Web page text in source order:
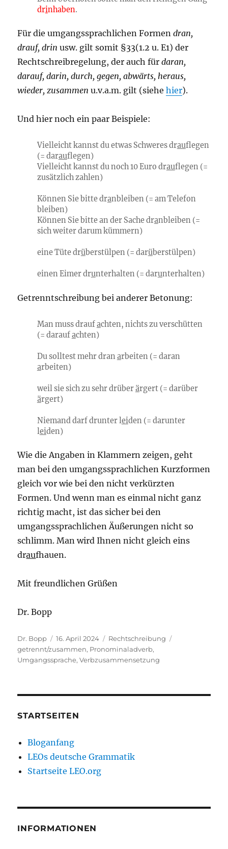
drinhaben.
Für die umgangssprachlichen Formendran,
drauf, drinusw. gilt somit §33(1.2 u. E1) der
Rechtschreibregelung, der auch fürdaran,
darauf, darin, durch, gegen, abwärts, heraus,
wieder, zusammen u.v.a.m. gilt (siehehier).
Und hier noch ein paar Beispiele:
Vielleicht kannst du etwas Schweres drauflegen
(= darauflegen)
Vielleicht kannst du noch 10 Euro drauflegen (=
zusätzlich zahlen)
Können Sie bitte dranbleiben (= am Telefon
bleiben)
Können Sie bitte an der Sache dranbleiben (=
sich weiter darum kümmern)
eine Tüte drüberstülpen (= darüberstülpen)
einen Eimer drunterhalten (= darunterhalten)
Getrenntschreibung bei anderer Betonung:
Man muss draufachten, nichts zu verschütten
(= daraufachten)
Du solltest mehr dran arbeiten (= daran
arbeiten)
weil sie sich zu sehr drüberärgert (= darüber
ärgert)
Niemand darf drunter leiden (= darunter
leiden)
Wie die Angaben in Klammern zeigen, geht
man bei den umgangssprachlichen Kurzformen
gleich vor wie bei den nicht verkürzten
Formen. Und wenn man es einmal nicht ganz
richtig macht, ist das sicher bei den
umgangssprachlichen Äußerungen nicht so
schlimm. Man wird Ihnen nicht gleich eins
draufhauen.
Mit freundlichen Grüßen
Dr. Bopp
Autor
Dr. Bopp
Veröffentlicht
am
16. April 2024 Kategorien
Rechtschreibung
getrennt/zusammen, Pronominaladverb,
Umgangssprache,Verbzusammensetzung
STARTSEITEN
Bloganfang
LEOs deutsche Grammatik
Startseite LEO.org
INFORMATIONEN